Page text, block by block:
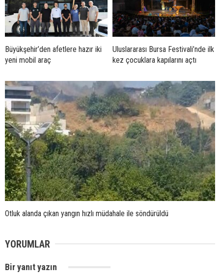
Büyükşehir’den afetlere hazır iki
yeni mobil araç
Uluslararası Bursa Festivali’nde ilk
kez çocuklara kapılarını açtı
Otluk alanda çıkan yangın hızlı müdahale ile söndürüldü
YORUMLAR
Bir yanıt yazın